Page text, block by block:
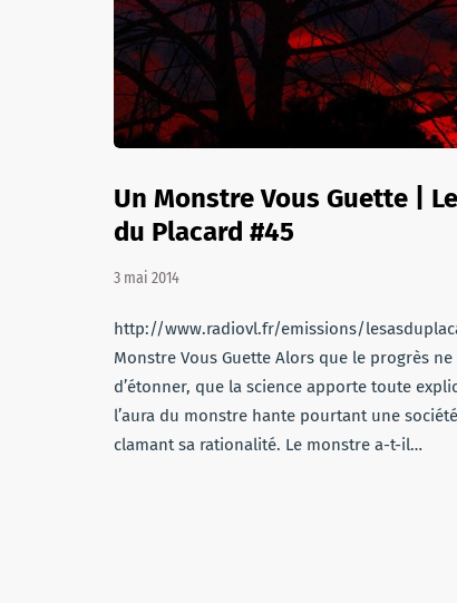
Un Monstre Vous Guette |
du Placard #45
3 mai 2014
http://www.radiovl.fr/emissions/
Monstre Vous Guette Alors que le progrès ne
d’étonner, que la science apporte toute
l’aura du monstre hante pourtant une société
clamant sa rationalité. Le monstre a-t-il…